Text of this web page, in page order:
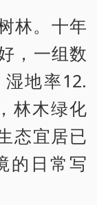
林。十年
，一组数
地率12.
林木绿化
态宜居已
的日常写